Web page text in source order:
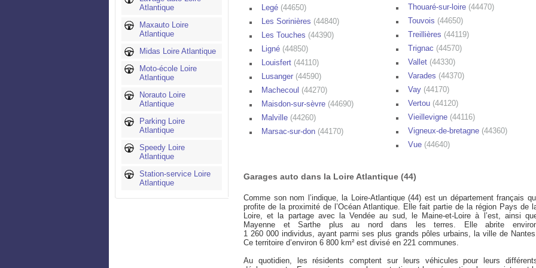
Atlantique
Maxauto Loire
Atlantique
Midas Loire Atlantique
Moto-école Loire
Atlantique
Norauto Loire
Atlantique
Parking Loire
Atlantique
Speedy Loire
Atlantique
Station-service Loire
Atlantique
Legé (44650)
Les Sorinières (44840)
Les Touches (44390)
Ligné (44850)
Louisfert (44110)
Lusanger (44590)
Machecoul (44270)
Maisdon-sur-sèvre (44690)
Malville (44260)
Marsac-sur-don (44170)
Thouaré-sur-loire (44470)
Touvois (44650)
Treillières (44119)
Trignac (44570)
Vallet (44330)
Varades (44370)
Vay (44170)
Vertou (44120)
Vieillevigne (44116)
Vigneux-de-bretagne (44360)
Vue (44640)
Garages auto dans la Loire Atlantique (44)
Comme son nom l’indique, la Loire-Atlantique (44) est un département français
profite de la proximité de l’Océan Atlantique. Elle fait partie de la région Pays de
Loire, et la partage avec la Vendée au sud, le Maine-et-Loire à l’est, ainsi
Mayenne et Sarthe plus au nord dans les terres. Elle abrite
1 260 000 individus, ayant parmi ses plus grands pôles urbains, la ville de
Ce territoire d’environ 6 800 km² est divisé en 221 communes.
Au quotidien, les résidents comptent sur leurs véhicules pour leurs